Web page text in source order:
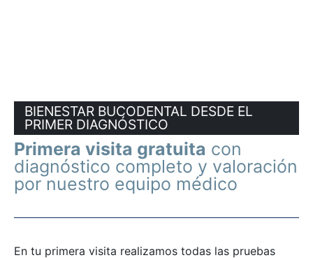
BIENESTAR BUCODENTAL DESDE EL
PRIMER DIAGNÓSTICO
Primera visita gratuita con
diagnóstico completo y valoración
por nuestro equipo médico
En tu primera visita realizamos todas las pruebas